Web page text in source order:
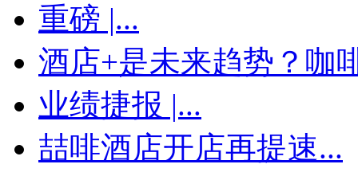
重磅 |...
酒店+是未来趋势？咖
业绩捷报 |...
喆啡酒店开店再提速...